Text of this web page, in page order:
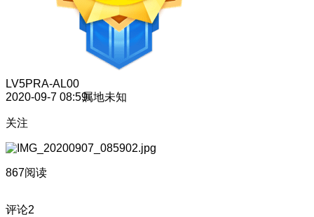
LV5PRA-AL00
2020-09-7 08:59属地未知
关注
867阅读
评论2